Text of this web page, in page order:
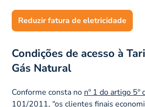
Reduzir fatura de eletricidade
Condições de acesso à
Gás Natural
Conforme consta no nº 1 do artigo 5º
101/2011, “os clientes finais